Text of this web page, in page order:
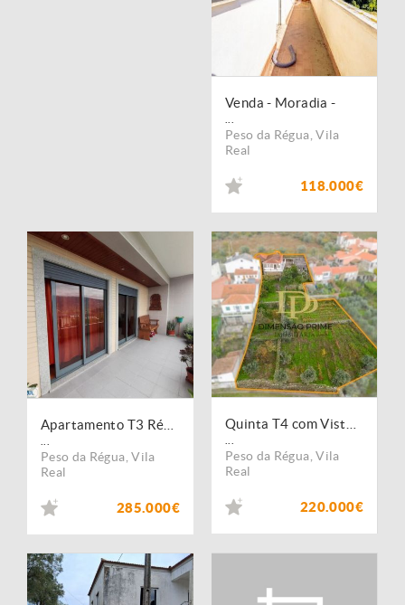
Venda - Moradia -
Peso da Régua ,Vila
Real
118.000€
Peso da Régua ,Vila
Real
285.000€
Peso da Régua ,Vila
Real
220.000€